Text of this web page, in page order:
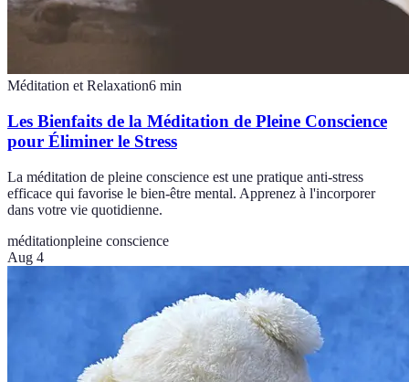
Méditation et Relaxation6 min
Les Bienfaits de la Méditation de Pleine Conscience
pour Éliminer le Stress
La méditation de pleine conscience est une pratique anti-stress
efficace qui favorise le bien-être mental. Apprenez à l'incorporer
dans votre vie quotidienne.
méditationpleine conscience
Aug 4